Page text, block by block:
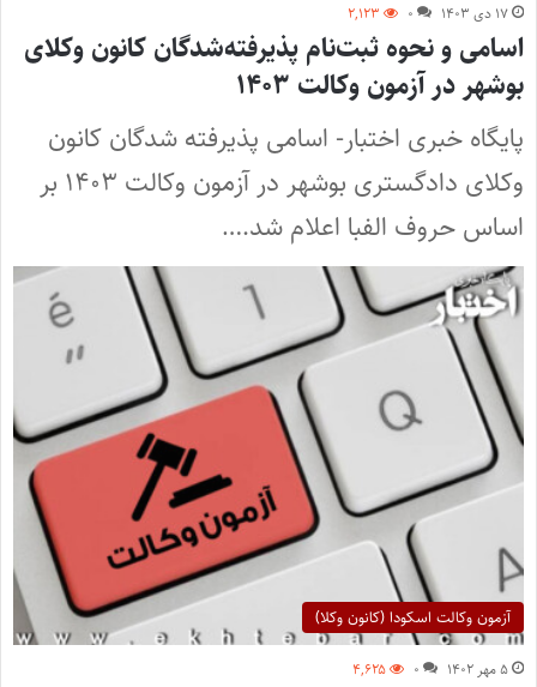
۱۷ دی ۱۴۰۳ ۰ ۲,۱۲۳
اسامی و نحوه ثبت‌نام پذیرفته‌شدگان کانون وکلای
بوشهر در آزمون وکالت ۱۴۰۳
پایگاه خبری اختبار- اسامی پذیرفته شدگان کانون
وکلای دادگستری بوشهر در آزمون وکالت ۱۴۰۳ بر
اساس حروف الفبا اعلام شد.…
آزمون وکالت اسکودا (کانون وکلا)
۵ مهر ۱۴۰۲ ۰ ۴,۶۲۵